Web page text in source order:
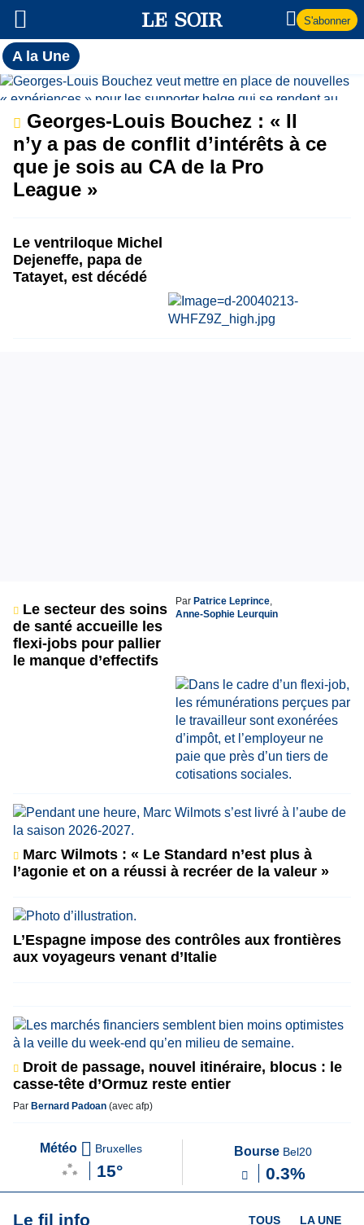
S'abonner
A la UneToutes
l'actualité
du Soir
A
la
Une
Georges-Louis Bouchez : « Il
n’y a pas de conflit d’intérêts à ce
que je sois au CA de la Pro
League »
Le ventriloque Michel
Dejeneffe, papa de
Tatayet, est décédé
Le secteur des soins
de santé accueille les
flexi-jobs pour pallier
le manque d’effectifs
Par Patrice Leprince,
Anne-Sophie Leurquin
Marc Wilmots : « Le Standard n’est plus à
l’agonie et on a réussi à recréer de la valeur »
L’Espagne impose des contrôles aux frontières
aux voyageurs venant d’Italie
Droit de passage, nouvel itinéraire, blocus : le
casse-tête d’Ormuz reste entier
Par Bernard Padoan (avec afp)
Météo Bruxelles
15°
Bourse Bel20
0.3%
Le fil info LA UNE
TOUS